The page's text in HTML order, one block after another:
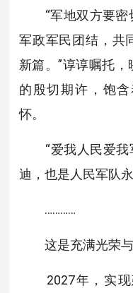
“军地双方要密
军政军民团结，共
新篇。”谆谆嘱托
的殷切期许，饱
怀。
“爱我人民爱我
迪，也是人民军队
…………
这是充满光荣与
2027年，实现